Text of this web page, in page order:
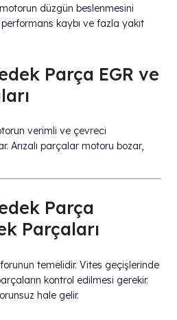
düzgün beslenmesini
kaybı ve fazla yakıt
Parça EGR ve
verimli ve çevreci
Arızalı parçalar motoru bozar,
Parça
Parçaları
temelidir. Vites geçişlerinde
kontrol edilmesi gerekir.
hale gelir.